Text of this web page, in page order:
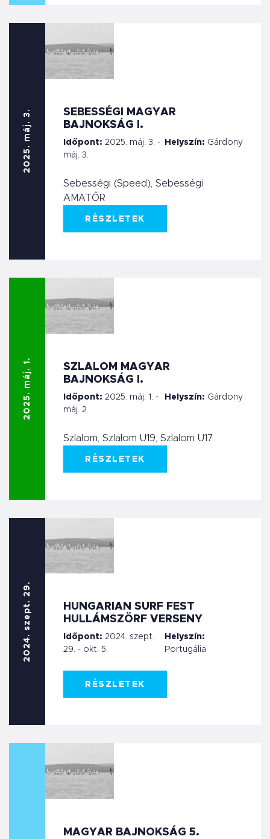
2025. máj. 3.
SEBESSÉGI MAGYAR
BAJNOKSÁG I.
Időpont: 2025. máj. 3. -
máj. 3.
Helyszín: Gárdony
Sebességi (Speed), Sebességi
AMATŐR
RÉSZLETEK
2025. máj. 1.
SZLALOM MAGYAR
BAJNOKSÁG I.
Időpont: 2025. máj. 1. -
máj. 2.
Helyszín: Gárdony
Szlalom, Szlalom U19, Szlalom U17
RÉSZLETEK
2024. szept. 29.
HUNGARIAN SURF FEST
HULLÁMSZÖRF VERSENY
Időpont: 2024. szept.
29. - okt. 5.
Helyszín:
Portugália
RÉSZLETEK
MAGYAR BAJNOKSÁG 5.